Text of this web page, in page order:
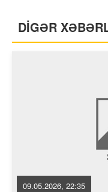
DİGƏR
09.05.2026, 22:35